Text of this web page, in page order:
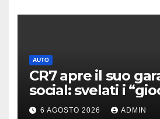
AUTO
CR7 apre il suo
social: svelati i
oltre 40 milioni
6 AGOSTO 2026 ADMIN